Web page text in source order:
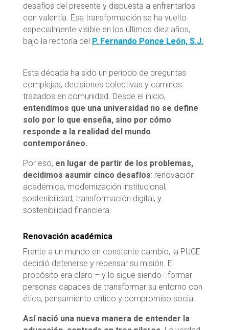
desafíos del presente y dispuesta a enfrentarlos
con valentía. Esa transformación se ha vuelto
especialmente visible en los últimos diez años,
bajo la rectoría del P. Fernando Ponce León, S.J.
Esta década ha sido un periodo de preguntas
complejas, decisiones colectivas y caminos
trazados en comunidad. Desde el inicio,
entendimos que una universidad no se define
solo por lo que enseña, sino por cómo
responde a la realidad del mundo
contemporáneo.
Por eso, en lugar de partir de los problemas,
decidimos asumir cinco desafíos: renovación
académica, modernización institucional,
sostenibilidad, transformación digital, y
sostenibilidad financiera.
Renovación académica
Frente a un mundo en constante cambio, la PUCE
decidió detenerse y repensar su misión. El
propósito era claro – y lo sigue siendo-: formar
personas capaces de transformar su entorno con
ética, pensamiento crítico y compromiso social.
Así nació una nueva manera de entender la